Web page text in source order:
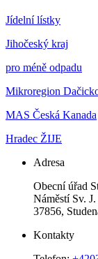
Jídelní lístky
Jihočeský kraj
pro méně odpadu
Mikroregion
MAS Česká Kanada
Hradec ŽIJE
Adresa
Obecní úřad
Náměstí Sv.
37856,
Kontakty